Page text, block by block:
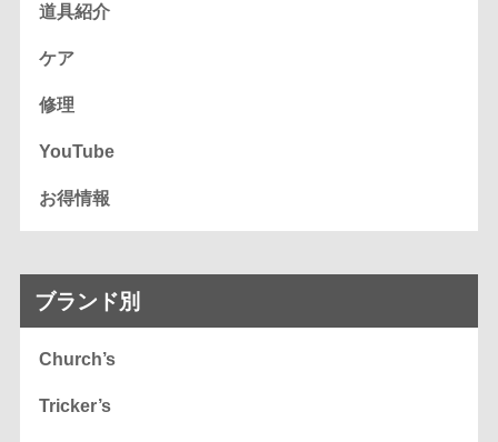
道具紹介
ケア
修理
YouTube
お得情報
ブランド別
Church’s
Tricker’s